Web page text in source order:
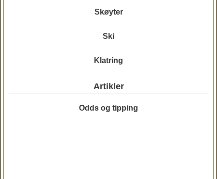
Skøyter
Ski
Klatring
Artikler
Odds og tipping